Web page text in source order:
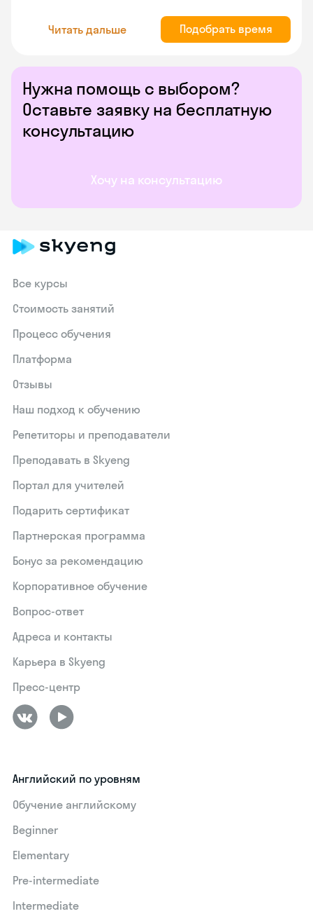
Нужна помощь с выбором?
Оставьте заявку на бесплатную
консультацию
Хочу на консультацию
Читать дальше Подобрать время
Все курсы
Стоимость занятий
Процесс обучения
Платформа
Отзывы
Наш подход к обучению
Репетиторы и преподаватели
Преподавать в Skyeng
Портал для учителей
Подарить сертификат
Партнерская программа
Бонус за рекомендацию
Корпоративное обучение
Вопрос-ответ
Адреса и контакты
Карьера в Skyeng
Пресс-центр
Английский по уровням
Обучение английскому
Beginner
Elementary
Pre-intermediate
Intermediate